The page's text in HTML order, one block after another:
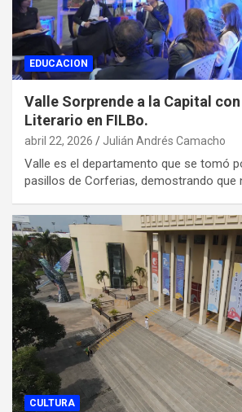
EDUCACION
Valle Sorprende a la Capital
Literario en FILBo.
abril 22, 2026 Julián Andrés Camacho
Valle es el departamento que se tomó
pasillos de Corferias, demostrando que
CULTURA